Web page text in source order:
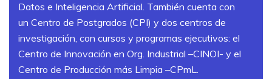
Datos e Inteligencia Artificial. También cuenta con
un Centro de Postgrados (CPI) y dos centros de
investigación, con cursos y programas ejecutivos: el
Centro de Innovación en Org. Industrial –CINOI- y el
Centro de Producción más Limpia –CPmL.